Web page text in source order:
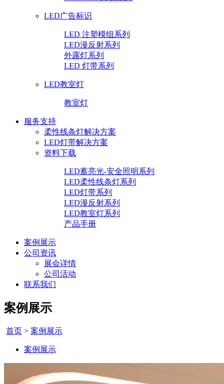
LED广告标识
LED 注塑模组系列
LED漫反射系列
外露灯系列
LED 灯带系列
LED教室灯
教室灯
服务支持
柔性线条灯解决方案
LED灯带解决方案
资料下载
LED蓄亮光-安全照明系列
LED柔性线条灯系列
LED灯带系列
LED漫反射系列
LED教室灯系列
产品手册
案例展示
公司资讯
展会详情
公司活动
联系我们
案例展示
首页 > 案例展示
案例展示